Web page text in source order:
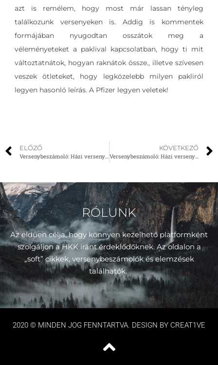
azt is remélem, hogy most már lassan tényleg
találkozunk versenyeken is. Addig is kommentek
formájában nyugodtan osszátok meg a
véleményeteket a paklival kapcsolatban, hogy ti mit
változtatnátok, hogyan raknátok össze., illetve szívesen
veszek ötleteket, hogy legközelebb milyen pakliról
legyen hasonló leírás. A Pfizer legyen veletek!
ELŐZŐ
KÖVETKEZŐ
Versenybeszámoló: Házi verseny #3 (2021.05.16.)
RÓLUNK
Az eldüen célja, hogy könnyen kezelhető platformként
szolgáljon a HKK iránt érdeklődőknek. Az oldalon a
„soft” cikkek, versenybeszámolók és elemzések
találhatók.
2020 © MINDEN JOG FENNTARTVA. DESIGN BY CREAT1VE